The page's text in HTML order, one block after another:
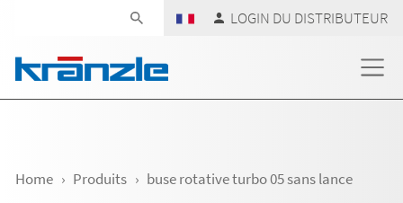
LOGIN DU DISTRIBUTEUR
Home Produits buse rotative turbo 05 sans lance